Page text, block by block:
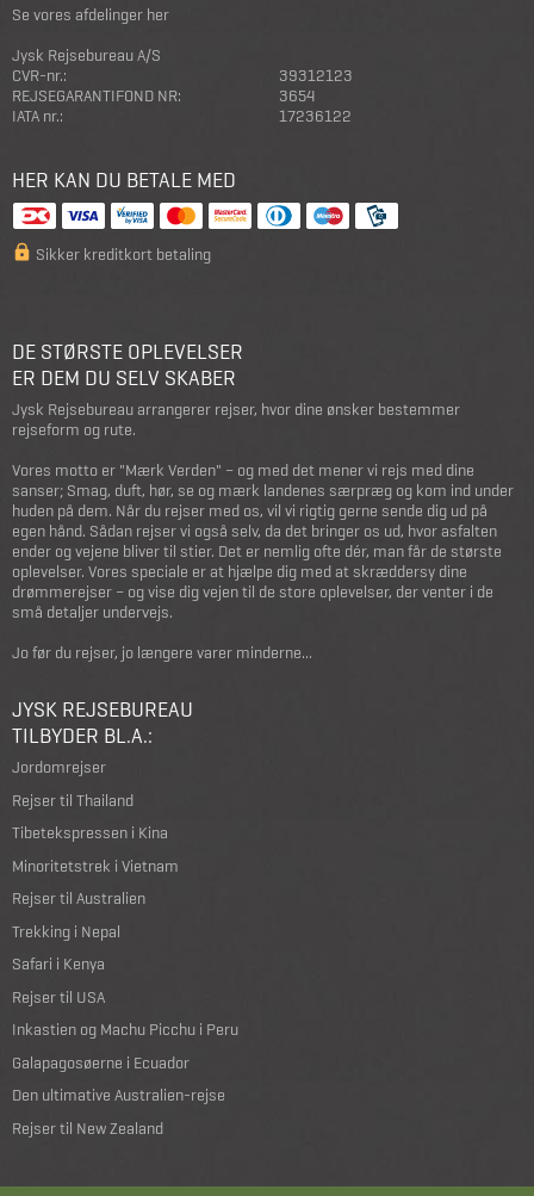
Se vores afdelinger her
Jysk Rejsebureau A/S
CVR-nr.:
39312123
REJSEGARANTIFOND NR:
3654
IATA nr.:
17236122
HER KAN DU BETALE MED
Sikker kreditkort betaling
DE STØRSTE OPLEVELSER
ER DEM DU SELV SKABER
Jysk Rejsebureau arrangerer rejser, hvor dine ønsker bestemmer
rejseform og rute.
Vores motto er "Mærk Verden" – og med det mener vi rejs med dine
sanser; Smag, duft, hør, se og mærk landenes særpræg og kom ind under
huden på dem. Når du rejser med os, vil vi rigtig gerne sende dig ud på
egen hånd. Sådan rejser vi også selv, da det bringer os ud, hvor asfalten
ender og vejene bliver til stier. Det er nemlig ofte dér, man får de største
oplevelser. Vores speciale er at hjælpe dig med at skræddersy dine
drømmerejser – og vise dig vejen til de store oplevelser, der venter i de
små detaljer undervejs.
Jo før du rejser, jo længere varer minderne...
JYSK REJSEBUREAU
TILBYDER BL.A.:
Jordomrejser
Rejser til Thailand
Tibetekspressen i Kina
Minoritetstrek i Vietnam
Rejser til Australien
Trekking i Nepal
Safari i Kenya
Rejser til USA
Inkastien og Machu Picchu i Peru
Galapagosøerne i Ecuador
Den ultimative Australien-rejse
Rejser til New Zealand